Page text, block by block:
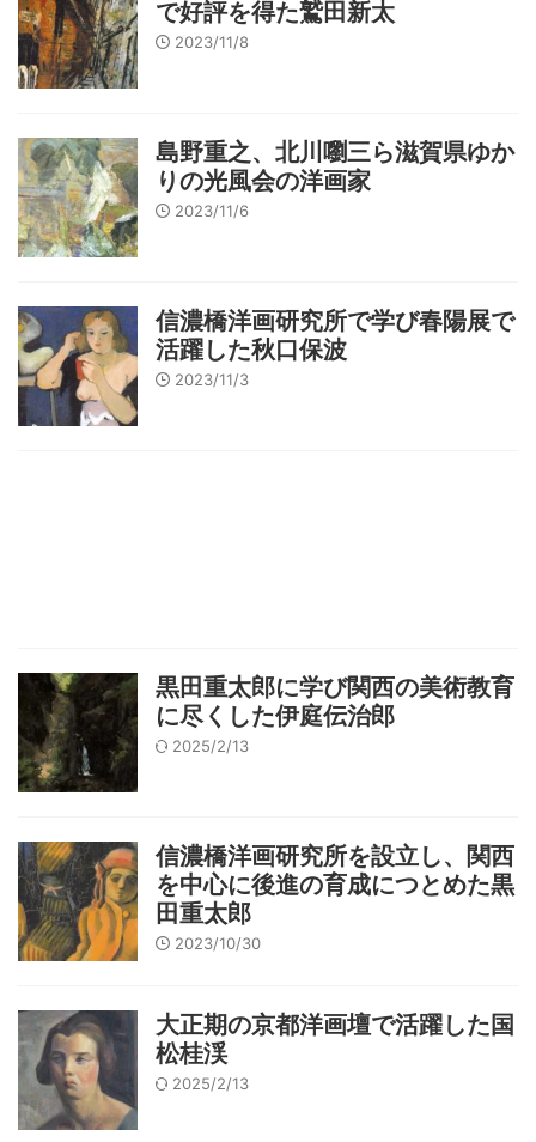
で好評を得た鷲田新太
2023/11/8
島野重之、北川嚠三ら滋賀県ゆか
りの光風会の洋画家
2023/11/6
信濃橋洋画研究所で学び春陽展で
活躍した秋口保波
2023/11/3
黒田重太郎に学び関西の美術教育
に尽くした伊庭伝治郎
2025/2/13
信濃橋洋画研究所を設立し、関西
を中心に後進の育成につとめた黒
田重太郎
2023/10/30
大正期の京都洋画壇で活躍した国
松桂渓
2025/2/13